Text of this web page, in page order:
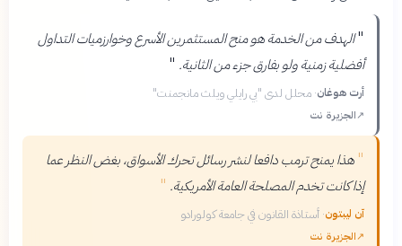
"الهدف من الخدمة هو منح المستثمرين الأسرع وخوارزميات التداول
أفضلية زمنية ولو بفارق جزء من الثانية. "
أرت هوغان· محلل لدى "بي رايلي ويلث مانجمنت"
↗الجزيرة نت
" هذا يمنح ترمب دافعا لنشر رسائل تحرك الأسواق، بغض النظر عما
إذا كانت تخدم المصلحة العامة الأمريكية. "
آن ليبتون· أستاذة القانون في جامعة كولورادو
↗الجزيرة نت